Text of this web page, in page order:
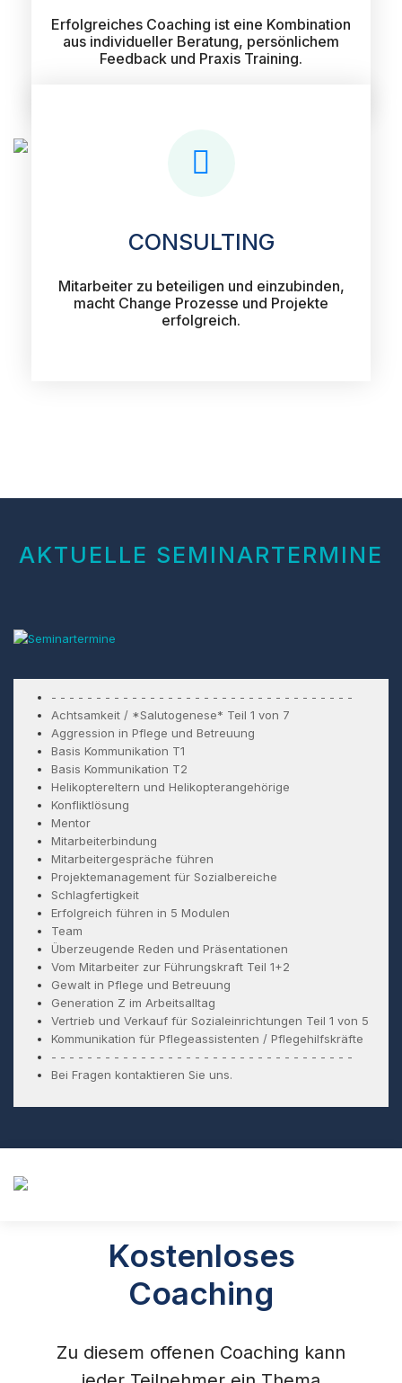
Erfolgreiches Coaching ist eine Kombination
aus individueller Beratung, persönlichem
Feedback und Praxis Training.
CONSULTING
Mitarbeiter zu beteiligen und einzubinden,
macht Change Prozesse und Projekte
erfolgreich.
AKTUELLE SEMINARTERMINE
- - - - - - - - - - - - - - - - - - - - - - - - - - - - - - - - - -
Achtsamkeit / *Salutogenese* Teil 1 von 7
Aggression in Pflege und Betreuung
Basis Kommunikation T1
Basis Kommunikation T2
Helikoptereltern und Helikopterangehörige
Konfliktlösung
Mentor
Mitarbeiterbindung
Mitarbeitergespräche führen
Projektemanagement für Sozialbereiche
Schlagfertigkeit
Erfolgreich führen in 5 Modulen
Team
Überzeugende Reden und Präsentationen
Vom Mitarbeiter zur Führungskraft Teil 1+2
Gewalt in Pflege und Betreuung
Generation Z im Arbeitsalltag
Vertrieb und Verkauf für Sozialeinrichtungen Teil 1 von 5
Kommunikation für Pflegeassistenten / Pflegehilfskräfte
- - - - - - - - - - - - - - - - - - - - - - - - - - - - - - - - - -
Bei Fragen kontaktieren Sie uns.
Kostenloses
Coaching
Zu diesem offenen Coaching kann